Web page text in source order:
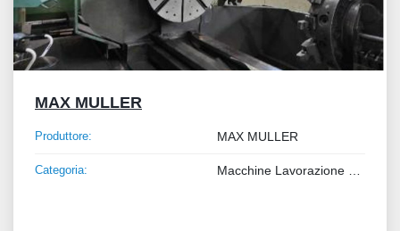
MAX MULLER
Produttore: MAX MULLER
Categoria: